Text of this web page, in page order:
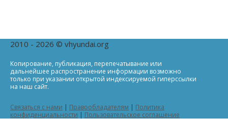
2010 - 2026 © vhyundai.org
Копирование, публикация, перепечатывание или
дальнейшее распространение информации возможно
только при указании открытой индексируемой гиперссылки
на наш сайт.
Связаться с нами | Правообладателям | Политика
конфиденциальности | Пользовательское соглашение